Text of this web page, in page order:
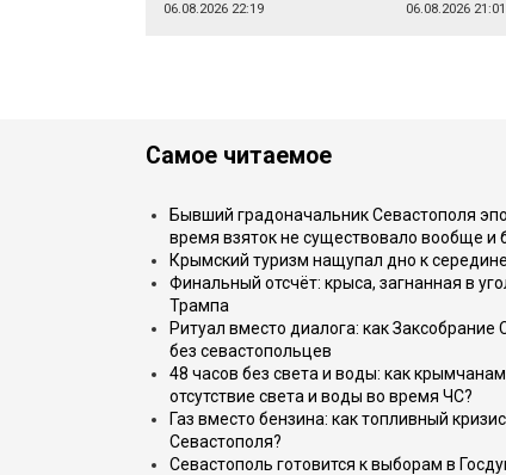
06.08.2026 22:19 06.08.2026 21:01
Самое читаемое
Бывший градоначальник Севастополя
время взяток не существовало вообще и
Крымский туризм нащупал дно к
Финальный отсчёт: крыса, загнанная в
Трампа
Ритуал вместо диалога: как
без севастопольцев
48 часов без света и воды: как
отсутствие света и воды во время ЧС?
Газ вместо бензина: как топливный
Севастополя?
Севастополь готовится к выборам в